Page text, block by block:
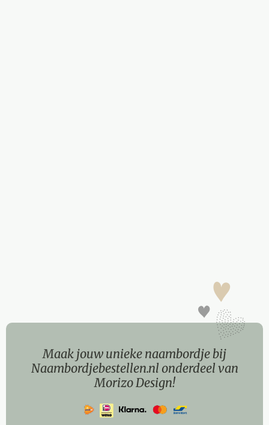
Maak jouw unieke naambordje bij
Naambordjebestellen.nl onderdeel van
Morizo Design!